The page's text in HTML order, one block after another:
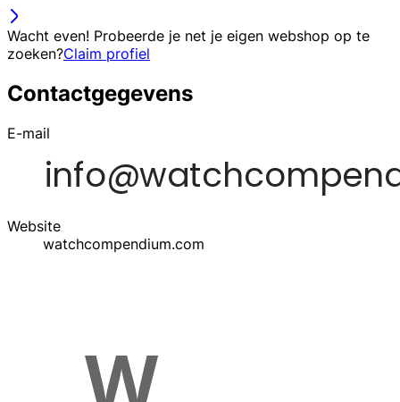
Wacht even! Probeerde je net je eigen webshop op te
zoeken?Claim profiel
Contactgegevens
E-mail
Website
watchcompendium.com